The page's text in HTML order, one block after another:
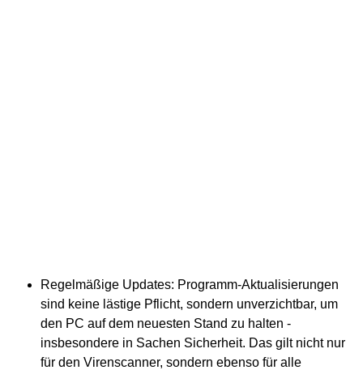
Regelmäßige Updates: Programm-Aktualisierungen
sind keine lästige Pflicht, sondern unverzichtbar, um
den PC auf dem neuesten Stand zu halten -
insbesondere in Sachen Sicherheit. Das gilt nicht nur
für den Virenscanner, sondern ebenso für alle